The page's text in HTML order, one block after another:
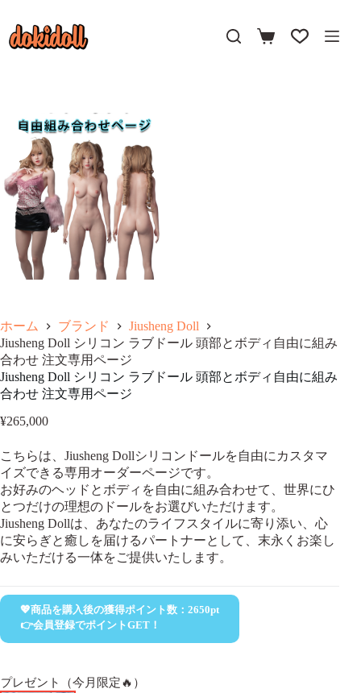
テ
ホーム ブランド
Jiusheng Doll
Jiusheng Doll シリコン ラブドール 頭部とボディ自由に組み
合わせ 注文専用ページ
Jiusheng Doll シリコン ラブドール 頭部とボディ自由に組み
合わせ 注文専用ページ
¥265,000
こちらは、Jiusheng Dollシリコンドールを自由にカスタマ
イズできる専用オーダーページです。
お好みのヘッドとボディを自由に組み合わせて、世界にひ
とつだけの理想のドールをお選びいただけます。
Jiusheng Dollは、あなたのライフスタイルに寄り添い、心
に安らぎと癒しを届けるパートナーとして、末永くお楽し
みいただける一体をご提供いたします。
💖商品を購入後の獲得ポイント数： 2650pt
👉会員登録でポイントGET！
プレゼント（今月限定🔥）